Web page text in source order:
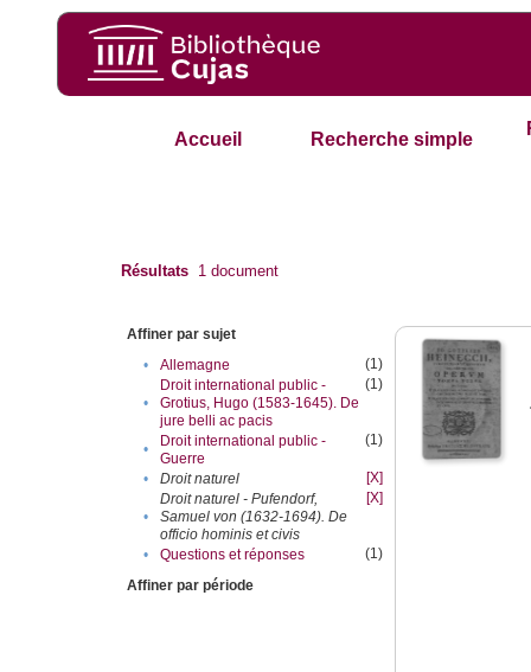
Accueil Recherche simple
Résultats 1 document
Affiner par sujet
•
Allemagne (1)
•
Droit international public -
Grotius, Hugo (1583-1645). De
jure belli ac pacis
(1)
•
Droit international public -
Guerre
(1)
• Droit naturel [X]
•
Droit naturel - Pufendorf,
Samuel von (1632-1694). De
officio hominis et civis
[X]
• Questions et réponses
(1)
Affiner par période